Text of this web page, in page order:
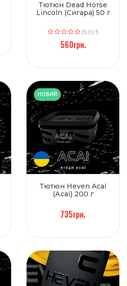
Тютюн Dead Horse
Lincoln (Сигара) 50 г
(5.0) 5
560грн.
НОВИЙ
Тютюн Heven Acai
(Асаї) 200 г
735грн.